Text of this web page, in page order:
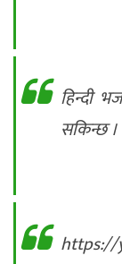
हिन्दी
सकिन्छ ।
https://